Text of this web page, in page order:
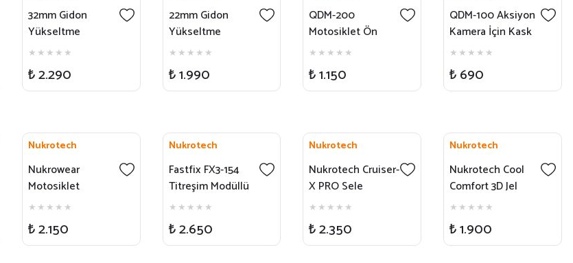
32mm Gidon
Yükseltme
₺ 2.290
22mm Gidon
Yükseltme
₺ 1.990
QDM-200
Motosiklet Ön
Camı İçin Aksiyon
Kamera Montaj
Seti
₺ 1.150
QDM-100 Aksiyon
Kamera İçin Kask
Montaj Seti
₺ 690
Nukrotech
Nukrowear
Motosiklet
Brandası
₺ 2.150
Nukrotech
Fastfix FX3-154
Titreşim Modüllü
Telefon Tutucu
3.Nesil
₺ 2.650
Nukrotech
Nukrotech Cruiser-
X PRO Sele
Minderi
₺ 2.350
Nukrotech
Nukrotech Cool
Comfort 3D Jel
Sele Minderi -
Sport
₺ 1.900